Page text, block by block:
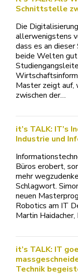
Schnittstelle
Die
allerwenigstens
dass es an
beide Welten gut
Master zeigt auf,
zwischen der…
it’s TALK: IT’s
Industrie und
Büros erobert,
mehr
Schlagwort.
neuen
Robotics am IT
Martin
it’s TALK: IT
Technik